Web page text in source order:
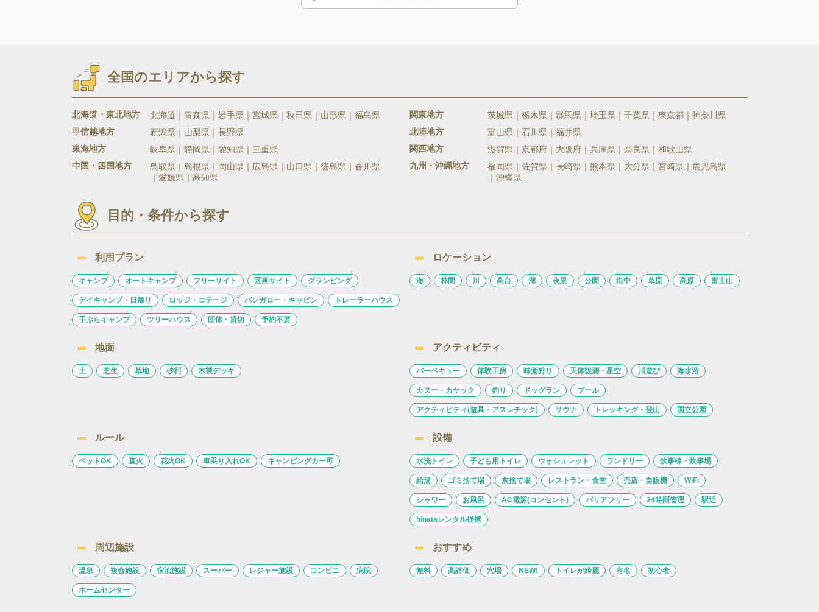
全国のエリアから探す
北海道・東北地方 北海道 青森県 岩手県 宮城県 秋田県 山形県 福島県 関東地方 茨城県 栃木県 群馬県 埼玉県 千葉県 東京都
神奈川県
甲信越地方
新潟県 山梨県 長野県 北陸地方 富山県 石川県
福井県
東海地方
岐阜県 静岡県 愛知県 三重県 関西地方 滋賀県 京都府 大阪府 兵庫県 奈良県
和歌山県
中国・四国地方
鳥取県 島根県 岡山県 広島県 山口県 徳島県
香川県
愛媛県
高知県
九州・沖縄地方 福岡県 佐賀県 長崎県 熊本県 大分県 宮崎県
鹿児島県
沖縄県
目的・条件から探す
利用プラン
キャンプ オートキャンプ フリーサイト 区画サイト グランピング
デイキャンプ・日帰り ロッジ・コテージ バンガロー・キャビン トレーラーハウス
手ぶらキャンプ ツリーハウス 団体・貸切 予約不要
ロケーション
海 林間 川 高台 湖 夜景 公園 街中 草原 高原 富士山
地面
土 芝生 草地 砂利 木製デッキ
アクティビティ
バーベキュー 体験工房 味覚狩り 天体観測・星空 川遊び 海水浴
カヌー・カヤック 釣り ドッグラン プール
アクティビティ(遊具・アスレチック) サウナ トレッキング・登山 国立公園
ルール
ペットOK 直火 花火OK 車乗り入れOK キャンピングカー可
設備
水洗トイレ 子ども用トイレ ウォシュレット ランドリー 炊事棟・炊事場
給湯 ゴミ捨て場 灰捨て場 レストラン・食堂 売店・自販機 WiFi
シャワー お風呂 AC電源(コンセント) バリアフリー 24時間管理 駅近
hinataレンタル提携
周辺施設
温泉 複合施設 宿泊施設 スーパー レジャー施設 コンビニ 病院
ホームセンター
おすすめ
無料 高評価 穴場 NEW! トイレが綺麗 有名 初心者